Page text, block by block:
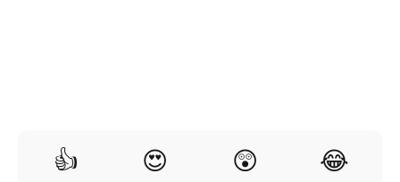
👍 😍 😲 😂